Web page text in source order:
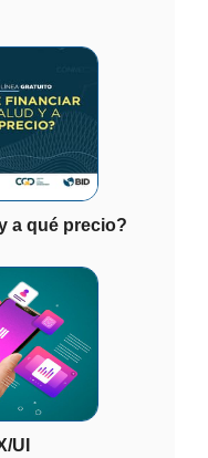
a qué precio?
UI